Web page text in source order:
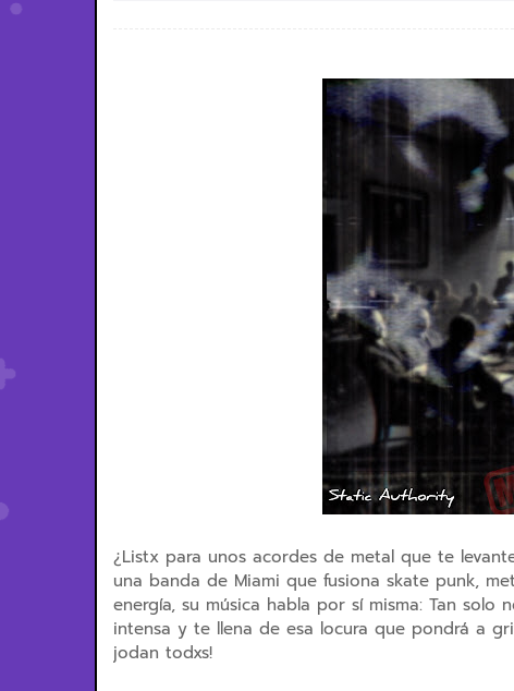
¿Listx para unos acordes de metal que te
una banda de Miami que fusiona skate punk,
energía, su música habla por sí misma: Tan solo
intensa y te llena de esa locura que pondrá a
jodan todxs!